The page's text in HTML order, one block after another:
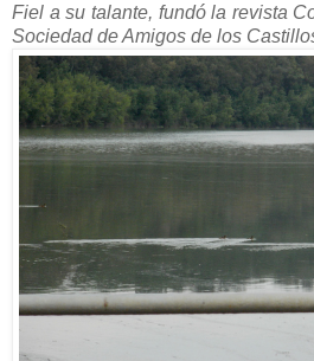
Fiel a su talante, fundó la revista
Sociedad de Amigos de los